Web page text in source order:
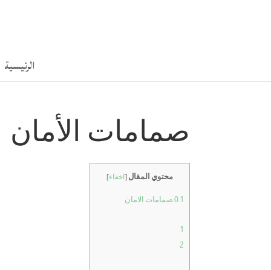
الرئيسية
صمامات الأمان
محتوي المقال [ اخفاء]
0.1 صمامات الامان
1
2